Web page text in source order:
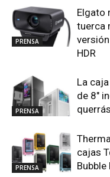
PRENSA
Elgato
tuerca
HDR
PRENSA
La
de 8″
PRENSA
cajas
Bubble